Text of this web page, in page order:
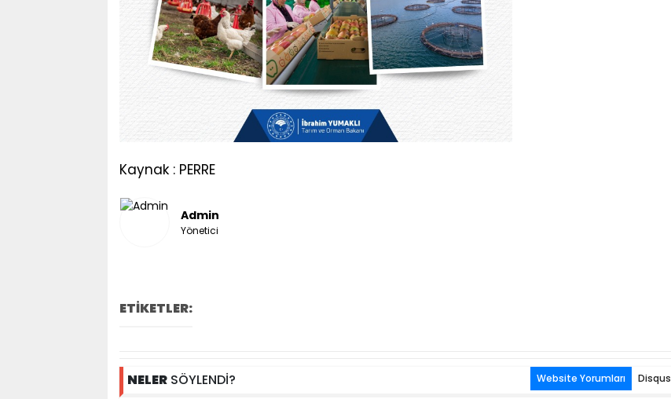
Kaynak : PERRE
Admin
Yönetici
ETİKETLER:
NELERSÖYLENDİ? Website Yorumları Disqus